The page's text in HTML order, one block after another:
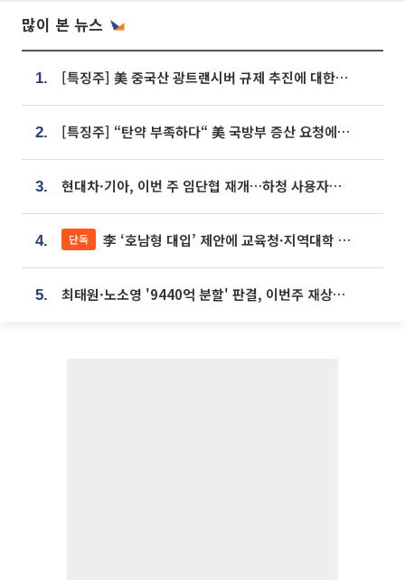
많이 본 뉴스
1. [특징주] 美 중국산 광트랜시버 규제 추진에 대한광통신 등 광통신株 강세
2. [특징주] “탄약 부족하다“ 美 국방부 증산 요청에⋯국내 방산주 급등세
3. 현대차·기아, 이번 주 임단협 재개…하청 사용자성 재심도 ‘변수’
4. 단독 李 ‘호남형 대입’ 제안에 교육청·지역대학 서·논술형 입시 연계 '착수'
5. 최태원·노소영 '9440억 분할' 판결, 이번주 재상고 여부 주목